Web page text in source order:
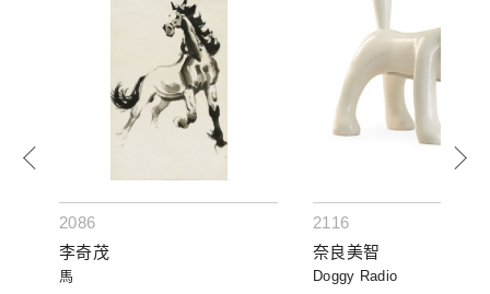
2086
李奇茂
馬
2116
奈良美智
Doggy Radio